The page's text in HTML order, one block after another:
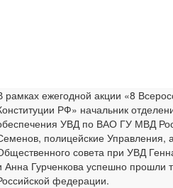
рамках ежегодной акции «8
РФ» начальник
УВД по ВАО ГУ МВД
полицейские Управления,
совета при УВД
Анна Гурченкова успешно прошли
федерации.